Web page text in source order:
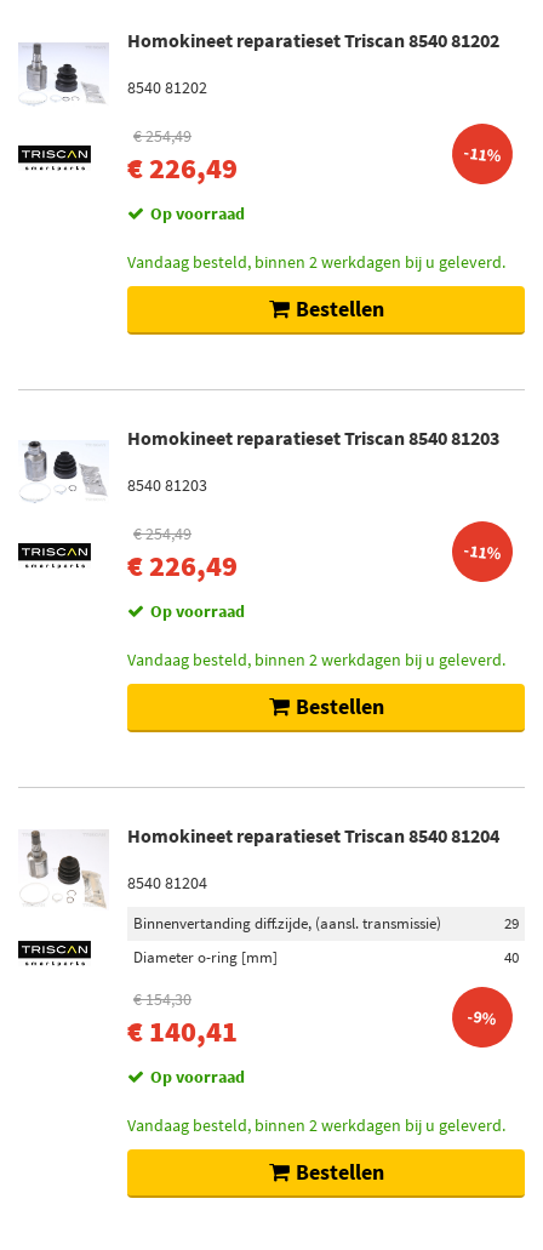
Op voorraad (19)
Niet op voorraad (17)
Homokineet reparatieset Triscan 8540 81202
8540 81202
€ 254,49
€ 226,49 -11%
Op voorraad
Vandaag besteld, binnen 2 werkdagen bij u geleverd.
Bestellen
Homokineet reparatieset Triscan 8540 81203
8540 81203
€ 254,49
€ 226,49 -11%
Op voorraad
Vandaag besteld, binnen 2 werkdagen bij u geleverd.
Bestellen
Homokineet reparatieset Triscan 8540 81204
8540 81204
Binnenvertanding diff.zijde, (aansl. transmissie)
29
Diameter o-ring [mm]
40
€ 154,30
€ 140,41 -9%
Op voorraad
Vandaag besteld, binnen 2 werkdagen bij u geleverd.
Bestellen